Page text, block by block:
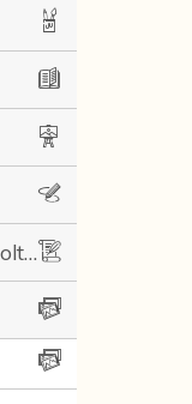
Fondi archivistici e raccolte documentarie